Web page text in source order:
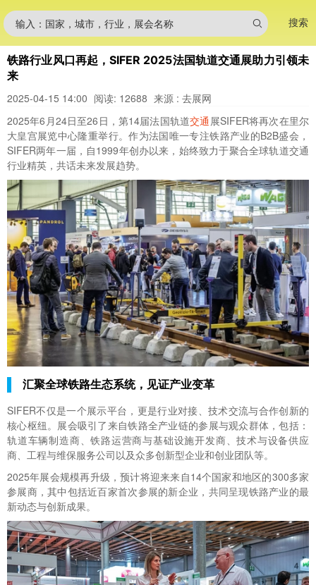
输入：国家，城市，行业，展会名称 搜索
铁路行业风口再起，SIFER 2025法国轨道交通展助力引领未
来
2025-04-15 14:00 阅读: 12688 来源 : 去展网
2025年6月24日至26日，第14届法国轨道交通 展SIFER将再次在里尔
大皇宫展览中心隆重举行。作为法国唯一专注铁路产业的B2B盛会，
SIFER两年一届，自1999年创办以来，始终致力于聚合全球轨道交通
行业精英，共话未来发展趋势。
汇聚全球铁路生态系统，见证产业变革
SIFER不仅是一个展示平台，更是行业对接、技术交流与合作创新的
核心枢纽。展会吸引了来自铁路全产业链的参展与观众群体，包括：
轨道车辆制造商、铁路运营商与基础设施开发商、技术与设备供应
商、工程与维保服务公司以及众多创新型企业和创业团队等。
2025年展会规模再升级，预计将迎来来自14个国家和地区的300多家
参展商，其中包括近百家首次参展的新企业，共同呈现铁路产业的最
新动态与创新成果。